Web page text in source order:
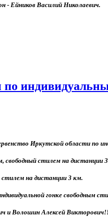
- Ейников Василий Николаевич.
по
Иркутской области
стилем на дистанции
на дистанции 3 км.
гонке свободным
и Волошин Алексей